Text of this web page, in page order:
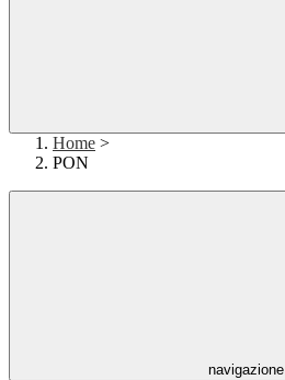
Home >
PON
navigazione